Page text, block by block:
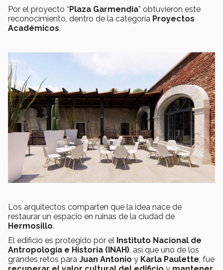
Por el proyecto “Plaza Garmendia” obtuvieron este
reconocimiento, dentro de la categoría Proyectos
Académicos.
Los arquitectos comparten que la idea nace de
restaurar un espacio en ruinas de la ciudad de
Hermosillo.
El edificio es protegido por el Instituto Nacional de
Antropología e Historia (INAH), así que uno de los
grandes retos para Juan Antonio y Karla Paulette, fue